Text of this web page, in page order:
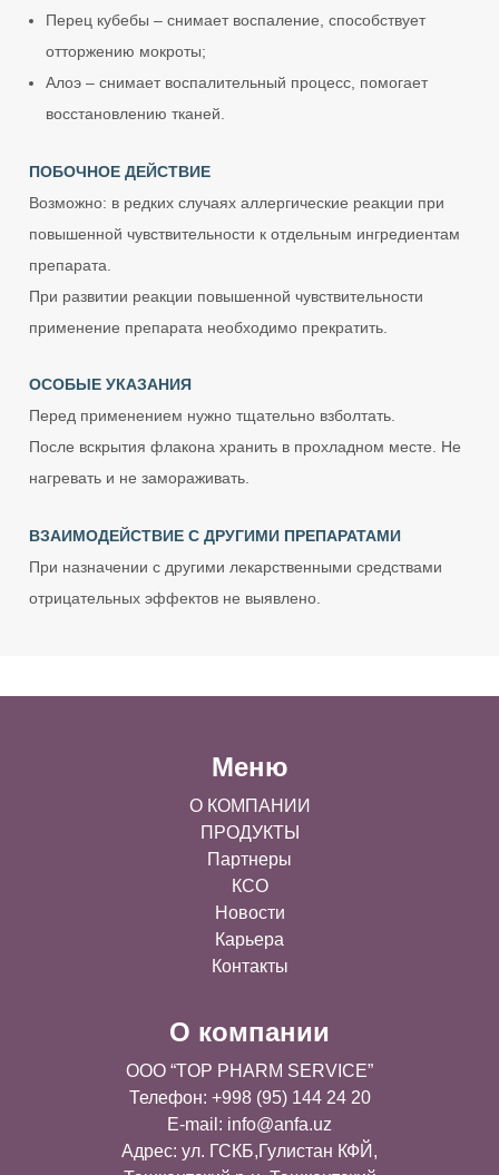
Перец кубебы – снимает воспаление, способствует
отторжению мокроты;
Алоэ – снимает воспалительный процесс, помогает
восстановлению тканей.
ПОБОЧНОЕ ДЕЙСТВИЕ
Возможно: в редких случаях аллергические реакции при
повышенной чувствительности к отдельным ингредиентам
препарата.
При развитии реакции повышенной чувствительности
применение препарата необходимо прекратить.
ОСОБЫЕ УКАЗАНИЯ
Перед применением нужно тщательно взболтать.
После вскрытия флакона хранить в прохладном месте. Не
нагревать и не замораживать.
ВЗАИМОДЕЙСТВИЕ С ДРУГИМИ ПРЕПАРАТАМИ
При назначении с другими лекарственными средствами
отрицательных эффектов не выявлено.
Меню
О КОМПАНИИ
ПРОДУКТЫ
Партнеры
КСО
Новости
Карьера
Контакты
О компании
OOO “TOP PHARM SERVICE”
Телефон: +998 (95) 144 24 20
E-mail: info@anfa.uz
Адрес: ул. ГСКБ,Гулистан КФЙ,